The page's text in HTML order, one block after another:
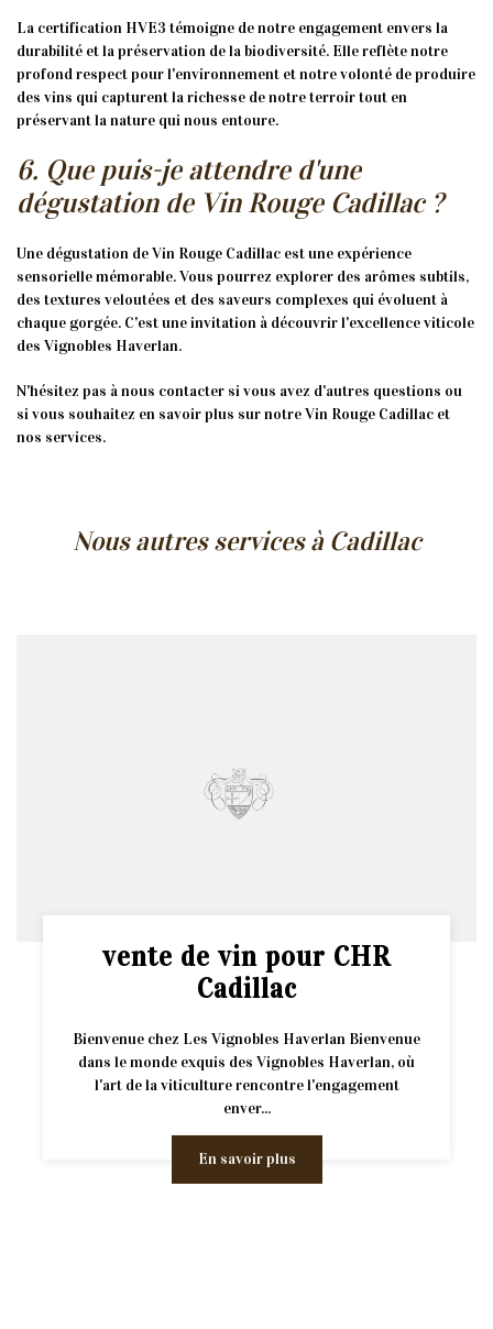
La certification HVE3 témoigne de notre engagement envers la
durabilité et la préservation de la biodiversité. Elle reflète notre
profond respect pour l'environnement et notre volonté de produire
des vins qui capturent la richesse de notre terroir tout en
préservant la nature qui nous entoure.
6. Que puis-je attendre d'une
dégustation de Vin Rouge Cadillac ?
Une dégustation de Vin Rouge Cadillac est une expérience
sensorielle mémorable. Vous pourrez explorer des arômes subtils,
des textures veloutées et des saveurs complexes qui évoluent à
chaque gorgée. C'est une invitation à découvrir l'excellence viticole
des Vignobles Haverlan.
N'hésitez pas à nous contacter si vous avez d'autres questions ou
si vous souhaitez en savoir plus sur notre Vin Rouge Cadillac et
nos services.
Nous autres services à Cadillac
vente de vin pour CHR
Cadillac
Bienvenue chez Les Vignobles Haverlan Bienvenue
dans le monde exquis des Vignobles Haverlan, où
l'art de la viticulture rencontre l'engagement
enver...
En savoir plus